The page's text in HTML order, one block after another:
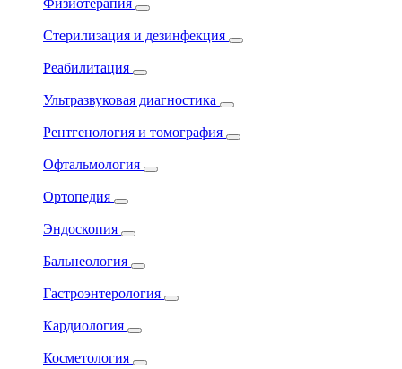
Физиотерапия
Стерилизация и дезинфекция
Реабилитация
Ультразвуковая диагностика
Рентгенология и томография
Офтальмология
Ортопедия
Эндоскопия
Бальнеология
Гастроэнтерология
Кардиология
Косметология